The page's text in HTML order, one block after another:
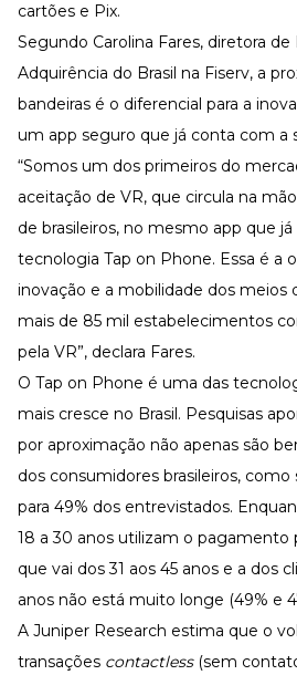
cartões e Pix.
Segundo Carolina Fares, diretora
Adquirência do Brasil na Fiserv, a
bandeiras é o diferencial para a
um app seguro que já conta com a
“Somos um dos primeiros do
aceitação de VR, que circula na
de brasileiros, no mesmo app que
tecnologia Tap on Phone. Essa é a
inovação e a mobilidade dos meios
mais de 85 mil estabelecimentos
pela VR”, declara Fares.
O Tap on Phone é uma das
mais cresce no Brasil. Pesquisas
por aproximação não apenas são
dos consumidores brasileiros,
para 49% dos entrevistados.
18 a 30 anos utilizam o pagamento
que vai dos 31 aos 45 anos e a dos
anos não está muito longe (49% e
A Juniper Research estima que o
transações contactless (sem